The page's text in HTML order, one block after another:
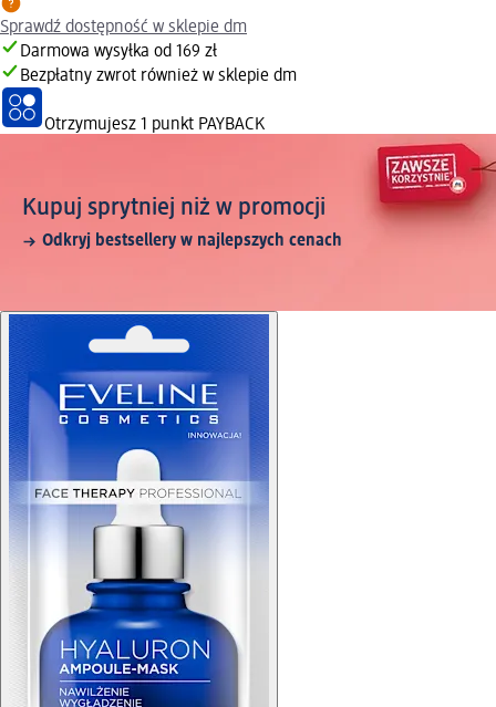
Sprawdź dostępność w sklepie dm
Darmowa wysyłka od 169 zł
Bezpłatny zwrot również w sklepie dm
Otrzymujesz 1 punkt PAYBACK
Kupuj sprytniej niż w promocji
Odkryj bestsellery w najlepszych cenach